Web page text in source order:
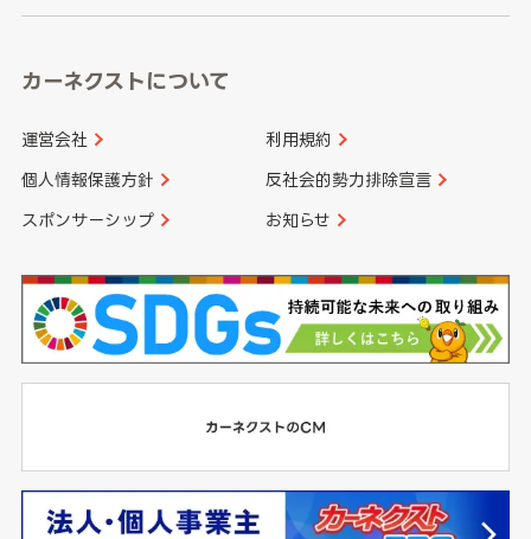
カーネクストについて
運営会社 利用規約
個人情報保護方針 反社会的勢力排除宣言
スポンサーシップ お知らせ